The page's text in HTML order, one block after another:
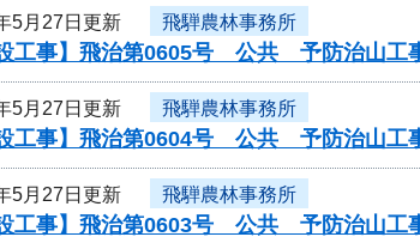
5月27日更新 飛騨農林事務所
設工事】飛治第0605号 公共 予防治山工
5月27日更新 飛騨農林事務所
設工事】飛治第0604号 公共 予防治山工
5月27日更新 飛騨農林事務所
設工事】飛治第0603号 公共 予防治山工